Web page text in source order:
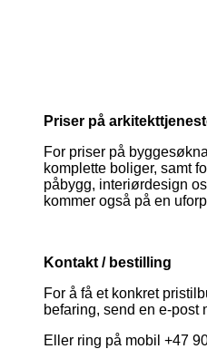
Priser på
For priser på
komplette boliger, samt
påbygg, interiørdesign
kommer også på en
Kontakt / bestilling
For å få et konkret
befaring, send en e-post
Eller ring på mobil +47